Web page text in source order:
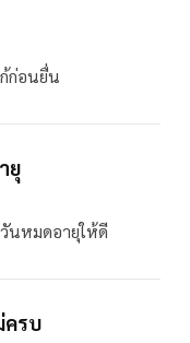
ก่อนยื่น
ยุ
นหมดอายุให้ดี
ครบ